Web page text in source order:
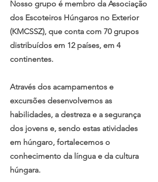
Nosso grupo é membro da Associação
dos Escoteiros Húngaros no Exterior
(KMCSSZ), que conta com 70 grupos
distribuídos em 12 países, em 4
continentes.
Através dos acampamentos e
excursões desenvolvemos as
habilidades, a destreza e a segurança
dos jovens e, sendo estas atividades
em húngaro, fortalecemos o
conhecimento da língua e da cultura
húngara.